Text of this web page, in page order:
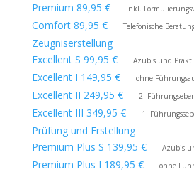
Premium 89,95 € inkl.
Comfort 89,95 € Telefonische
Zeugniserstellung
Excellent S 99,95 €
Azubis und
Excellent I 149,95 € ohne
Excellent II 249,95 € 2.
Excellent III 349,95 € 1.
Prüfung und Erstellung
Premium Plus S 139,95 €
Azubis
Premium Plus I 189,95 € ohne